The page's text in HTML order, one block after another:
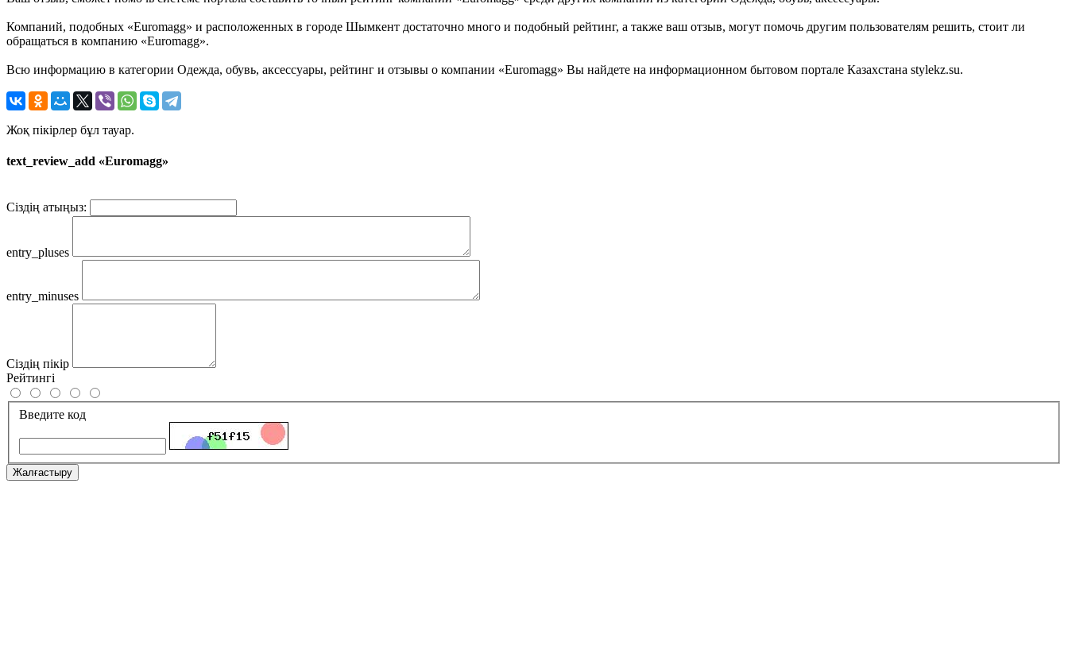
Компаний, подобных «Euromagg» и расположенных в городе Шымкент достаточно много и подобный рейтинг, а также ваш отзыв, могут помочь другим пользователям решить, стоит ли
обращаться в компанию «Euromagg».
Всю информацию в категории Одежда, обувь, аксессуары, рейтинг и отзывы о компании «Euromagg» Вы найдете на информационном бытовом портале Казахстана stylekz.su.
Жоқ пікірлер бұл тауар.
text_review_add «Euromagg»
Сіздің атыңыз:
entry_pluses
entry_minuses
Сіздің пікір
Рейтингі
Введите код
Жалғастыру